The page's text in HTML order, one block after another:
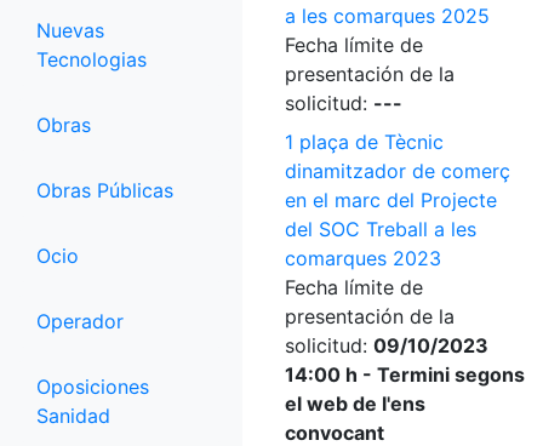
Nuevas
Tecnologias
Obras
Obras Públicas
Ocio
Operador
Oposiciones
Sanidad
a les comarques 2025
Fecha límite de
presentación de la
solicitud: ---
1 plaça de Tècnic
dinamitzador de comerç
en el marc del Projecte
del SOC Treball a les
comarques 2023
Fecha límite de
presentación de la
solicitud: 09/10/2023
14:00 h - Termini segons
el web de l'ens
convocant